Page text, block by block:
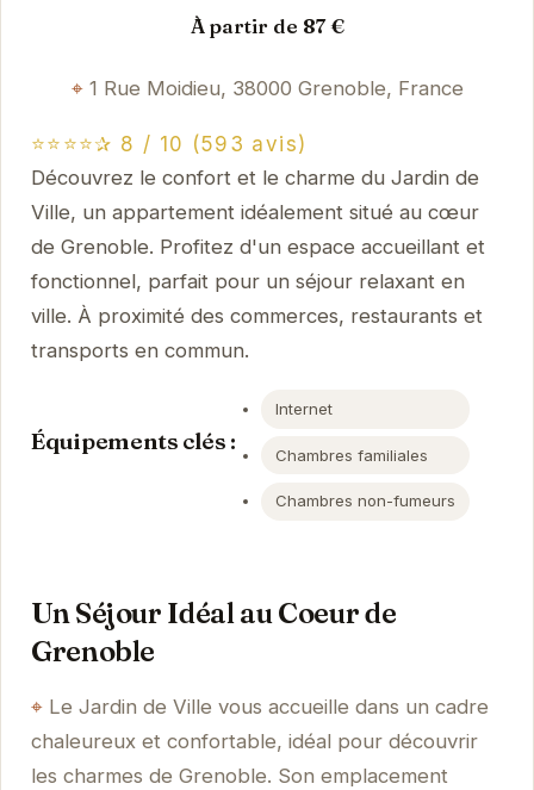
À partir de 87 €
1 Rue Moidieu, 38000 Grenoble, France
⭐⭐⭐⭐✰ 8 / 10 (593 avis)
Découvrez le confort et le charme du Jardin de
Ville, un appartement idéalement situé au cœur
de Grenoble. Profitez d'un espace accueillant et
fonctionnel, parfait pour un séjour relaxant en
ville. À proximité des commerces, restaurants et
transports en commun.
Équipements clés :
Internet
Chambres familiales
Chambres non-fumeurs
Un Séjour Idéal au Coeur de
Grenoble
Le Jardin de Ville vous accueille dans un cadre
chaleureux et confortable, idéal pour découvrir
les charmes de Grenoble. Son emplacement